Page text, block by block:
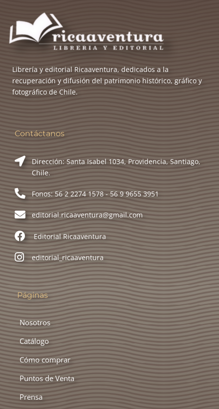
Librería y editorial Ricaaventura, dedicados a la
recuperación y difusión del patrimonio histórico, gráfico y
fotográfico de Chile.
Contáctanos
Dirección: Santa Isabel 1034, Providencia, Santiago,
Chile.
Fonos: 56 2 2274 1578 - 56 9 9655 3951
editorial.ricaaventura@gmail.com
Editorial Ricaaventura
editorial_ricaaventura
Páginas
Nosotros
Catálogo
Cómo comprar
Puntos de Venta
Prensa